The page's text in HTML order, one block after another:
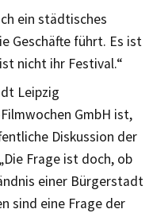
ein städtisches
Geschäfte führt. Es ist
nicht ihr Festival.“
Leipzig
GmbH ist,
Diskussion der
Frage ist doch, ob
einer Bürgerstadt
sind eine Frage der